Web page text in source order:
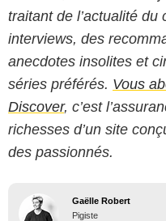
traitant de l’actualité
interviews, des
anecdotes insolites et
séries préférés. Vous
Discover, c’est
richesses d’un site
des passionnés.
Gaëlle Robert
Pigiste